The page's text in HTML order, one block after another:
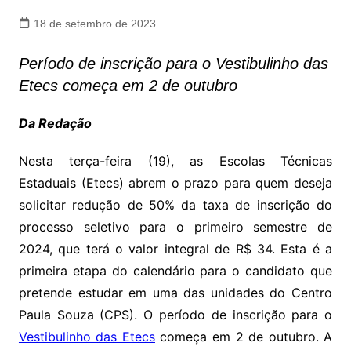
18 de setembro de 2023
Período de inscrição para o Vestibulinho das
Etecs começa em 2 de outubro
Da Redação
Nesta terça-feira (19), as Escolas Técnicas
Estaduais (Etecs) abrem o prazo para quem deseja
solicitar redução de 50% da taxa de inscrição do
processo seletivo para o primeiro semestre de
2024, que terá o valor integral de R$ 34. Esta é a
primeira etapa do calendário para o candidato que
pretende estudar em uma das unidades do Centro
Paula Souza (CPS). O período de inscrição para o
Vestibulinho das Etecscomeça em 2 de outubro. A